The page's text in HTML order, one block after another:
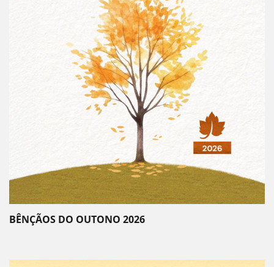
BÊNÇÃOS DO OUTONO 2026